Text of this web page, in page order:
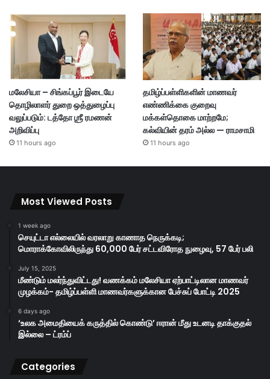
மலேசியா – சிங்கப்பூர் இடையே
தொழிலாளர் துறை ஒத்துழைப்பு
வலுப்படும்: டத்தோ ஶ்ரீ ரமணன்
அறிவிப்பு
11 hours ago
தமிழ்ப்பள்ளிகளின் மாணவர்
எண்ணிக்கை குறைவு
மக்கள்தொகை மாற்றமே;
கல்வியின் தரம் அல்ல — ராமசாமி
11 hours ago
Most Viewed Posts
1 week ago
செயுட்டா எல்லையில் வரலாறு காணாத நெருக்கடி;
மொராக்கோவிலிருந்து 60,000 பேர் சட்டவிரோத நுழைவு, 57 பேர் பலி
July 15, 2025
மீண்டும் மலர்ந்துவிட்டது! வணக்கம் மலேசியா ஏற்பாட்டிலான மாணவர்
முழக்கம்- தமிழ்ப்பள்ளி மாணவர்களுக்கான பேச்சுப் போட்டி 2025
6 days ago
‘உலக அமைதியைக் கருத்தில் கொண்டு’ ஈரான் மீது உடனடி தாக்குதல்
இல்லை – ட்ரம்ப்
Categories